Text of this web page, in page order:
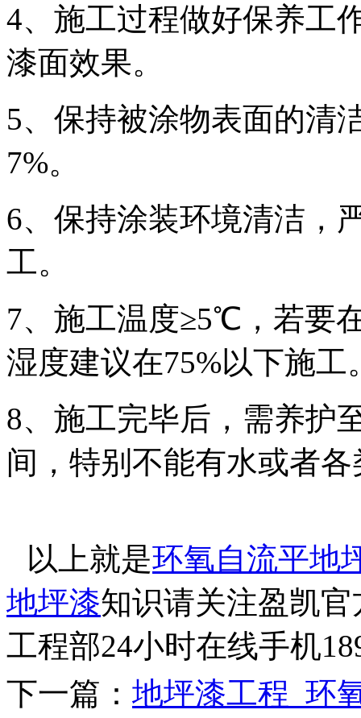
4、施工过程做好保养工
漆面效果。
5、保持被涂物表面的清
7%。
6、保持涂装环境清洁，
工。
7、施工温度≥5℃，若要
湿度建议在75%以下施工
8、施工完毕后，需养护
间，特别不能有水或者
以上就是环氧自流平地
地坪漆知识请关注盈凯
工程部24小时在线手机
下一篇： 地坪漆工程_环